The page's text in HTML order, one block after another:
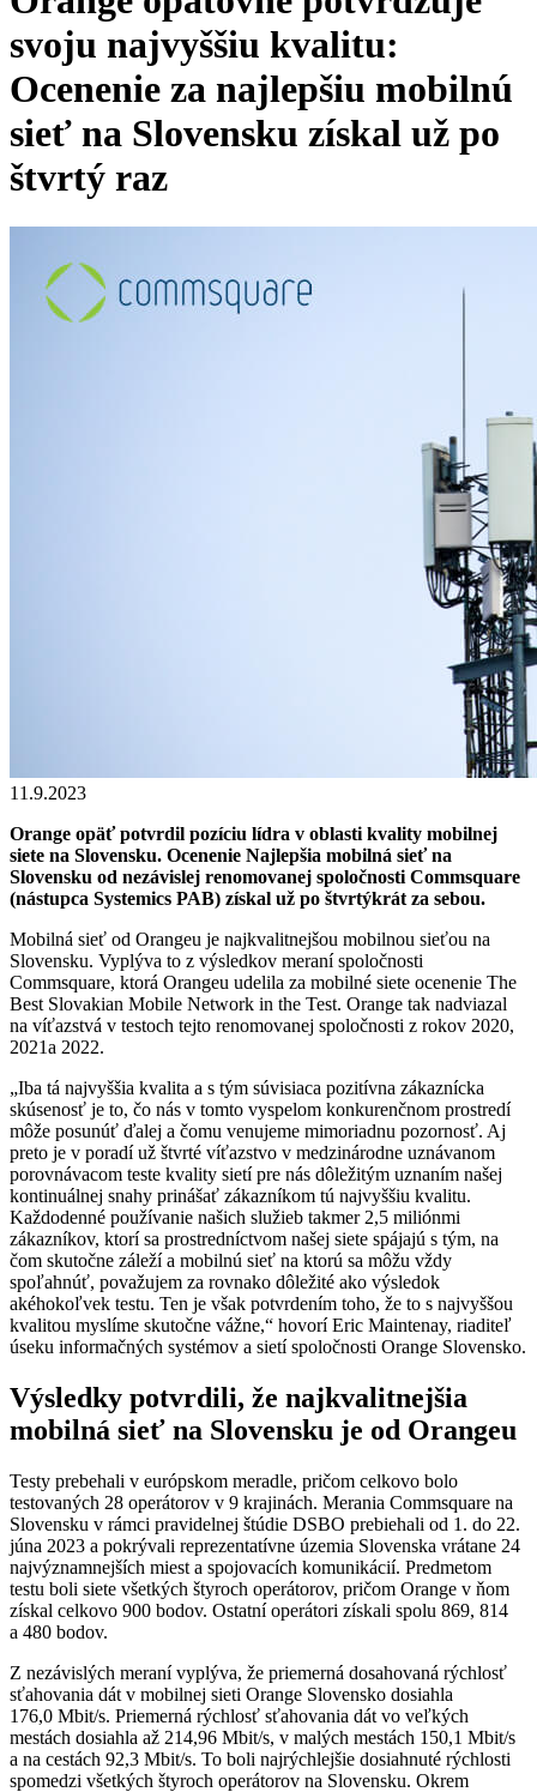
svoju najvyššiu kvalitu:
Ocenenie za najlepšiu mobilnú
sieť na Slovensku získal už po
štvrtý raz
11.9.2023
Orange opäť potvrdil pozíciu lídra v oblasti kvality mobilnej
siete na Slovensku. Ocenenie Najlepšia mobilná sieť na
Slovensku od nezávislej renomovanej spoločnosti Commsquare
(nástupca Systemics PAB) získal už po štvrtýkrát za sebou.
Mobilná sieť od Orangeu je najkvalitnejšou mobilnou sieťou na
Slovensku. Vyplýva to z výsledkov meraní spoločnosti
Commsquare, ktorá Orangeu udelila za mobilné siete ocenenie The
Best Slovakian Mobile Network in the Test. Orange tak nadviazal
na víťazstvá v testoch tejto renomovanej spoločnosti z rokov 2020,
2021a 2022.
„Iba tá najvyššia kvalita a s tým súvisiaca pozitívna zákaznícka
skúsenosť je to, čo nás v tomto vyspelom konkurenčnom prostredí
môže posunúť ďalej a čomu venujeme mimoriadnu pozornosť. Aj
preto je v poradí už štvrté víťazstvo v medzinárodne uznávanom
porovnávacom teste kvality sietí pre nás dôležitým uznaním našej
kontinuálnej snahy prinášať zákazníkom tú najvyššiu kvalitu.
Každodenné používanie našich služieb takmer 2,5 miliónmi
zákazníkov, ktorí sa prostredníctvom našej siete spájajú s tým, na
čom skutočne záleží a mobilnú sieť na ktorú sa môžu vždy
spoľahnúť, považujem za rovnako dôležité ako výsledok
akéhokoľvek testu. Ten je však potvrdením toho, že to s najvyššou
kvalitou myslíme skutočne vážne,“ hovorí Eric Maintenay, riaditeľ
úseku informačných systémov a sietí spoločnosti Orange Slovensko.
Výsledky potvrdili, že najkvalitnejšia
mobilná sieť na Slovensku je od Orangeu
Testy prebehali v európskom meradle, pričom celkovo bolo
testovaných 28 operátorov v 9 krajinách. Merania Commsquare na
Slovensku v rámci pravidelnej štúdie DSBO prebiehali od 1. do 22.
júna 2023 a pokrývali reprezentatívne územia Slovenska vrátane 24
najvýznamnejších miest a spojovacích komunikácií. Predmetom
testu boli siete všetkých štyroch operátorov, pričom Orange v ňom
získal celkovo 900 bodov. Ostatní operátori získali spolu 869, 814
a 480 bodov.
Z nezávislých meraní vyplýva, že priemerná dosahovaná rýchlosť
sťahovania dát v mobilnej sieti Orange Slovensko dosiahla
176,0 Mbit/s. Priemerná rýchlosť sťahovania dát vo veľkých
mestách dosiahla až 214,96 Mbit/s, v malých mestách 150,1 Mbit/s
a na cestách 92,3 Mbit/s. To boli najrýchlejšie dosiahnuté rýchlosti
spomedzi všetkých štyroch operátorov na Slovensku. Okrem